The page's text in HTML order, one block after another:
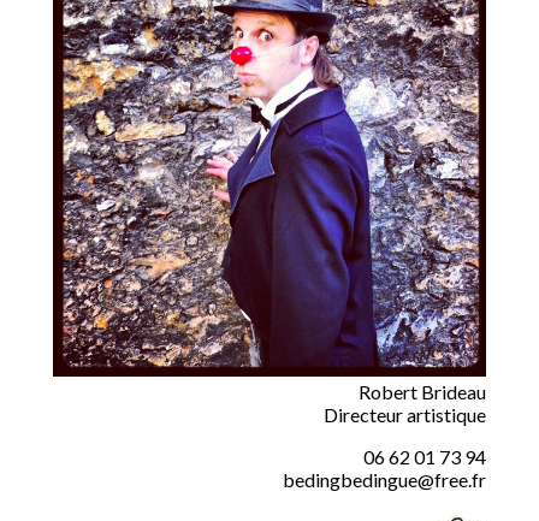
Robert Brideau
Directeur artistique
06 62 01 73 94
bedingbedingue@free.fr